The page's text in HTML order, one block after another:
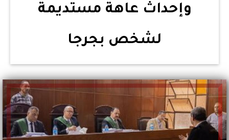
وإحداث عاهة مستديمة
لشخص بجرجا